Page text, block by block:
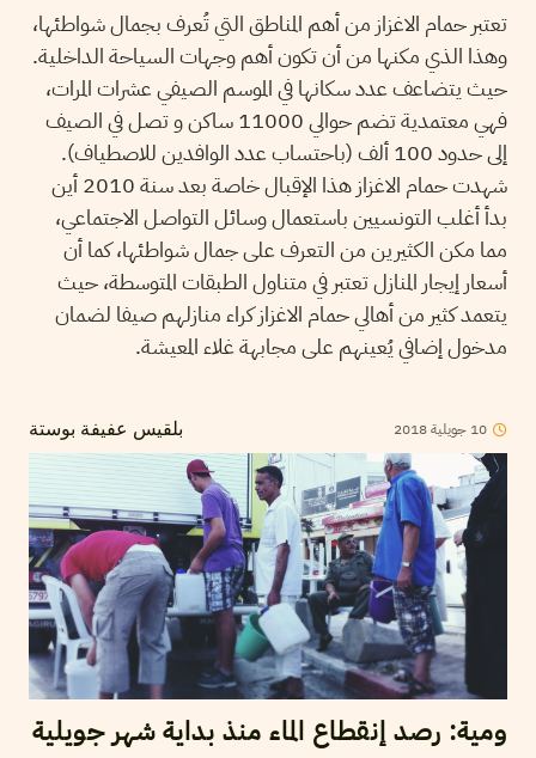
تعتبر حمام الاغزاز من أهم المناطق التي تُعرف بجمال شواطئها،
وهذا الذي مكنها من أن تكون أهم وجهات السياحة الداخلية.
حيث يتضاعف عدد سكانها في الموسم الصيفي عشرات المرات،
فهي معتمدية تضم حوالي 11000 ساكن و تصل في الصيف
إلى حدود 100 ألف (باحتساب عدد الوافدين للاصطياف).
شهدت حمام الاغزاز هذا الإقبال خاصة بعد سنة 2010 أين
بدأ أغلب التونسيين باستعمال وسائل التواصل الاجتماعي،
مما مكن الكثيرين من التعرف على جمال شواطئها، كما أن
أسعار إيجار المنازل تعتبر في متناول الطبقات المتوسطة، حيث
يتعمد كثير من أهالي حمام الاغزاز كراء منازلهم صيفا لضمان
مدخول إضافي يُعينهم على مجابهة غلاء المعيشة.
بلقيس عفيفة بوستة 10 جويلية2018
ومية: رصد إنقطاع الماء منذ بداية شهر جويلية